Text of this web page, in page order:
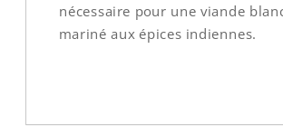
nécessaire pour une viande
mariné aux épices indiennes.